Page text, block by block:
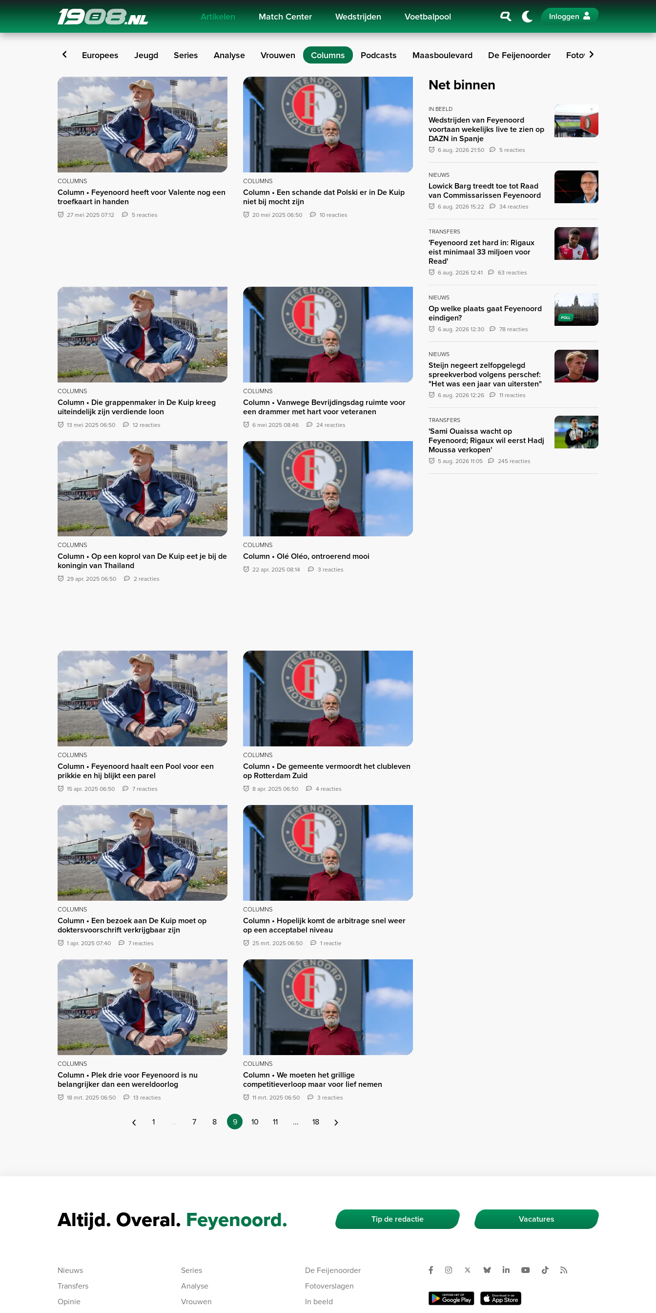
Navigation Artikelen Match Center Wedstrijden Voetbalpool Inloggen
Exclusief Europees Jeugd Series Analyse Vrouwen Columns Podcasts Maasboulevard De Feijenoorder Fotoverslagen
Columns
COLUMNS
Column • Feyenoord heeft voor Valente nog een
troefkaart in handen
27 mei 2025 07:12 5 reacties
COLUMNS
Column • Een schande dat Polski er in De Kuip
niet bij mocht zijn
20 mei 2025 06:50 10 reacties
COLUMNS
Column • Die grappenmaker in De Kuip kreeg
uiteindelijk zijn verdiende loon
13 mei 2025 06:50 12 reacties
COLUMNS
Column • Vanwege Bevrijdingsdag ruimte voor
een drammer met hart voor veteranen
6 mei 2025 08:46 24 reacties
COLUMNS
Column • Op een koprol van De Kuip eet je bij de
koningin van Thailand
29 apr. 2025 06:50 2 reacties
COLUMNS
Column • Olé Oléo, ontroerend mooi
22 apr. 2025 08:14 3 reacties
COLUMNS
Column • Feyenoord haalt een Pool voor een
prikkie en hij blijkt een parel
15 apr. 2025 06:50 7 reacties
COLUMNS
Column • De gemeente vermoordt het clubleven
op Rotterdam Zuid
8 apr. 2025 06:50 4 reacties
COLUMNS
Column • Een bezoek aan De Kuip moet op
doktersvoorschrift verkrijgbaar zijn
1 apr. 2025 07:40 7 reacties
COLUMNS
Column • Hopelijk komt de arbitrage snel weer
op een acceptabel niveau
25 mrt. 2025 06:50 1 reactie
COLUMNS
Column • Plek drie voor Feyenoord is nu
belangrijker dan een wereldoorlog
18 mrt. 2025 06:50 13 reacties
COLUMNS
Column • We moeten het grillige
competitieverloop maar voor lief nemen
11 mrt. 2025 06:50 3 reacties
‹ 1 ... 7 8 9 10 11 ... 18 ›
Net binnen
IN BEELD
Wedstrijden van Feyenoord
voortaan wekelijks live te zien op
DAZN in Spanje
6 aug. 2026 21:50 5 reacties
NIEUWS
Lowick Barg treedt toe tot Raad
van Commissarissen Feyenoord
6 aug. 2026 15:22 34 reacties
TRANSFERS
'Feyenoord zet hard in: Rigaux
eist minimaal 33 miljoen voor
Read'
6 aug. 2026 12:41 63 reacties
POLL
NIEUWS
Op welke plaats gaat Feyenoord
eindigen?
6 aug. 2026 12:30 78 reacties
NIEUWS
Steijn negeert zelfopgelegd
spreekverbod volgens perschef:
"Het was een jaar van uitersten"
6 aug. 2026 12:26 11 reacties
TRANSFERS
'Sami Ouaissa wacht op
Feyenoord; Rigaux wil eerst Hadj
Moussa verkopen'
5 aug. 2026 11:05 245 reacties
Altijd. Overal. Feyenoord. Tip de redactie Vacatures
Nieuws
Transfers
Opinie
Series
Analyse
Vrouwen
De Feijenoorder
Fotoverslagen
In beeld